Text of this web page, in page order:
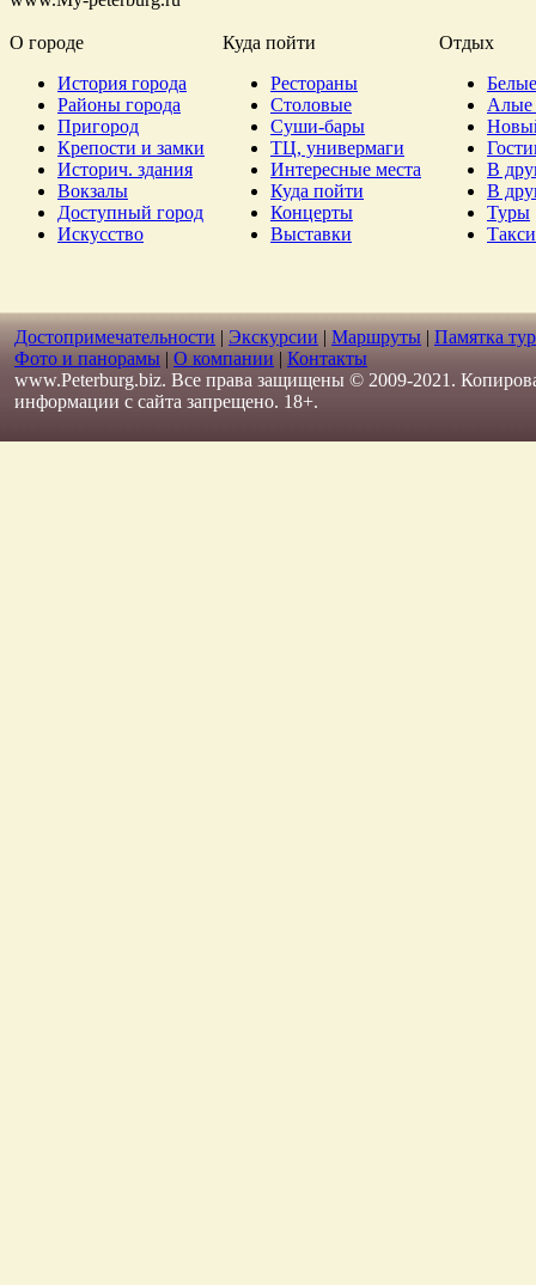
О городе Куда пойти
Отдых
История города
Районы города
Пригород
Крепости и замки
Историч. здания
Вокзалы
Доступный город
Искусство
Рестораны
Столовые
Суши-бары
ТЦ, универмаги
Интересные места
Куда пойти
Концерты
Выставки
Алые
В
В
Туры
Такси
Достопримечательности | Экскурсии | Маршруты | Памятка
Фото и панорамы | О компании | Контакты
www.Peterburg.biz. Все права защищены © 2009-2021.
информации с сайта запрещено. 18+.